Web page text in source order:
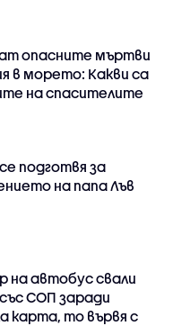
опасните мъртви
в морето: Какви са
на спасителите
подготвя за
на папа Лъв
на автобус свали
СОП заради
карта, то вървя с